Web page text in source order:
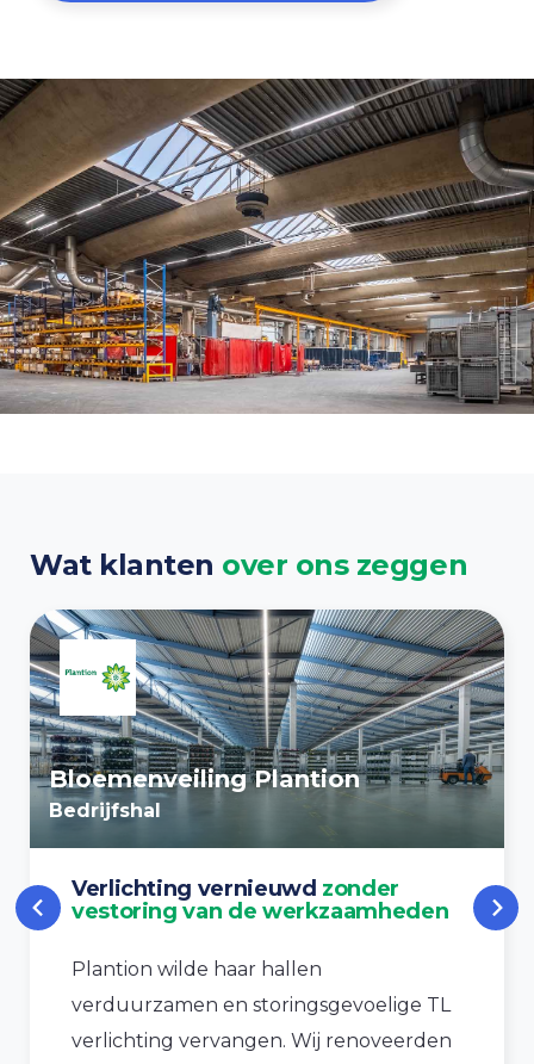
Wat klanten over ons zeggen
Bloemenveiling Plantion
Bedrijfshal
Verlichting vernieuwd zonder
vestoring van de werkzaamheden
Plantion wilde haar hallen
verduurzamen en storingsgevoelige TL
verlichting vervangen. Wij renoveerden